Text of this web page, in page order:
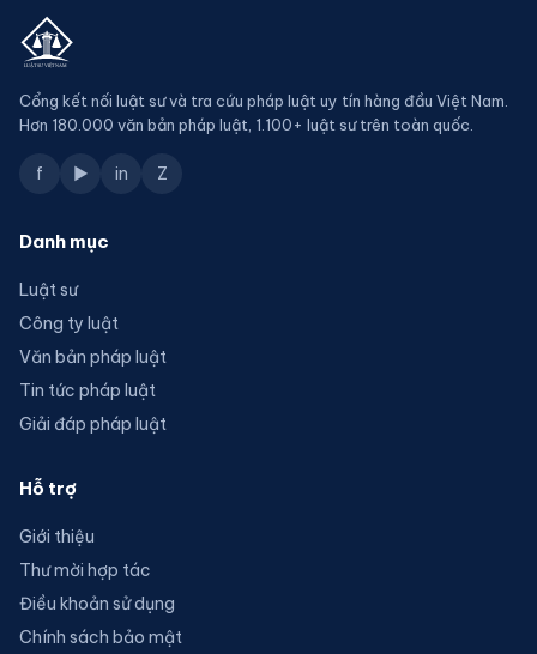
Cổng kết nối luật sư và tra cứu pháp luật uy tín hàng đầu Việt Nam.
Hơn 180.000 văn bản pháp luật, 1.100+ luật sư trên toàn quốc.
f ▶ in Z
Danh mục
Luật sư
Công ty luật
Văn bản pháp luật
Tin tức pháp luật
Giải đáp pháp luật
Hỗ trợ
Giới thiệu
Thư mời hợp tác
Điều khoản sử dụng
Chính sách bảo mật